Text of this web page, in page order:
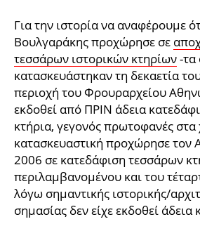
MEDIA
NEWSLETTER
Για την ιστορία να αναφέρουμε
Βουλγαράκης προχώρησε σε
τεσσάρων ιστορικών κτηρίων-τα
κατασκευάστηκαν τη δεκαετία
περιοχή του Φρουραρχείου
εκδοθεί από ΠΡΙΝ άδεια
κτήρια, γεγονός πρωτοφανές
κατασκευαστική προχώρησε τον
2006 σε κατεδάφιση τεσσάρων
περιλαμβανομένου και του
λόγω σημαντικής ιστορικής/
σημασίας δεν είχε εκδοθεί άδεια